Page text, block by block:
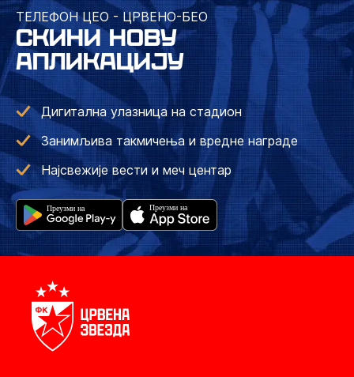
ТЕЛЕФОН ЦЕО - ЦРВЕНО-БЕО
СКИНИ НОВУ
АПЛИКАЦИЈУ
Дигитална улазница на стадион
Занимљива такмичења и вредне награде
Најсвежије вести и меч центар